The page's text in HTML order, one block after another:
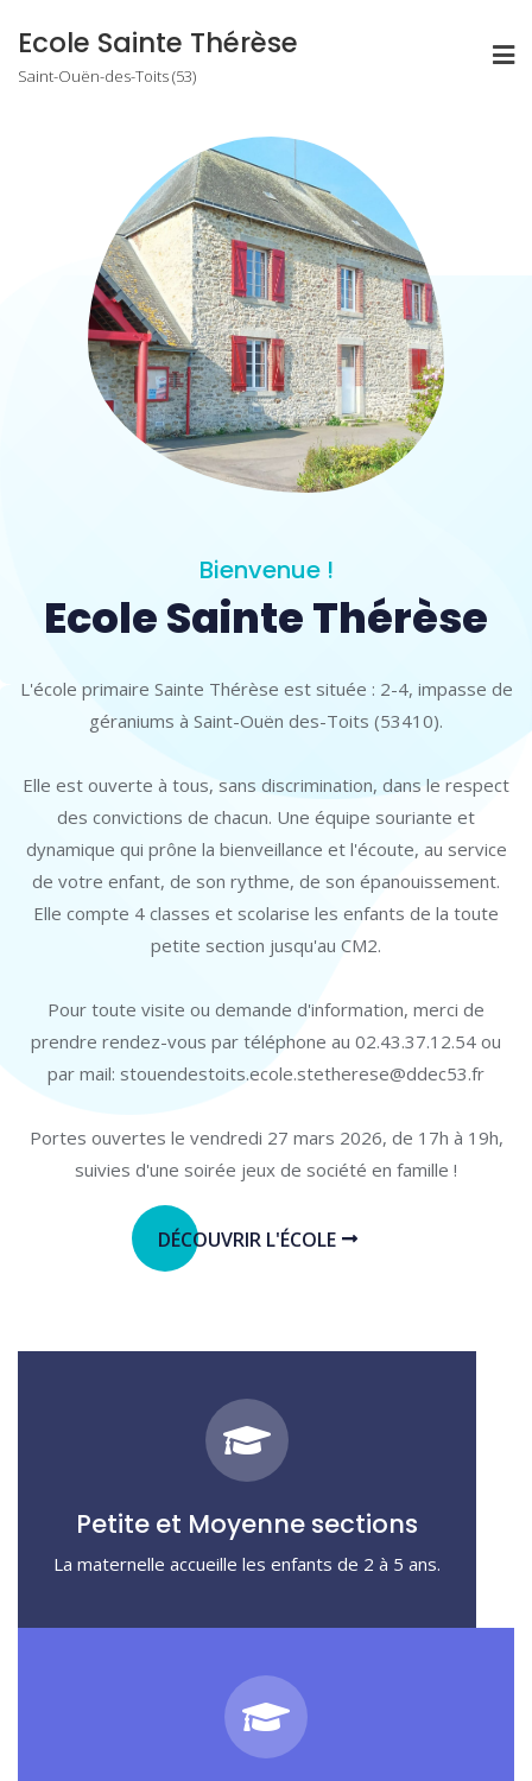
content
Ecole Sainte Thérèse
Saint-Ouën-des-Toits (53)
Bienvenue !
Ecole Sainte Thérèse
L'école primaire Sainte Thérèse est située : 2-4, impasse de
géraniums à Saint-Ouën des-Toits (53410).
Elle est ouverte à tous, sans discrimination, dans le respect
des convictions de chacun. Une équipe souriante et
dynamique qui prône la bienveillance et l'écoute, au service
de votre enfant, de son rythme, de son épanouissement.
Elle compte 4 classes et scolarise les enfants de la toute
petite section jusqu'au CM2.
Pour toute visite ou demande d'information, merci de
prendre rendez-vous par téléphone au 02.43.37.12.54 ou
par mail: stouendestoits.ecole.stetherese@ddec53.fr
Portes ouvertes le vendredi 27 mars 2026, de 17h à 19h,
suivies d'une soirée jeux de société en famille !
DÉCOUVRIR L'ÉCOLE
Petite et Moyenne sections
La maternelle accueille les enfants de 2 à 5 ans.